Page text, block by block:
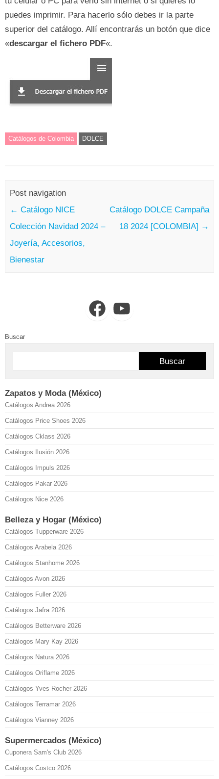
puedes imprimir. Para hacerlo sólo debes ir la parte
superior del catálogo. Allí encontrarás un botón que dice
«descargar el fichero PDF«.
Catálogos de Colombia DOLCE
Post navigation
← Catálogo NICE
Colección Navidad 2024 –
Joyería, Accesorios,
Bienestar
Catálogo DOLCE Campaña
18 2024 [COLOMBIA] →
FacebookYouTube
Buscar
Buscar
Zapatos y Moda (México)
Catálogos Andrea 2026
Catálogos Price Shoes 2026
Catálogos Cklass 2026
Catálogos Ilusión 2026
Catálogos Impuls 2026
Catálogos Pakar 2026
Catálogos Nice 2026
Belleza y Hogar (México)
Catálogos Tupperware 2026
Catálogos Arabela 2026
Catálogos Stanhome 2026
Catálogos Avon 2026
Catálogos Fuller 2026
Catálogos Jafra 2026
Catálogos Betterware 2026
Catálogos Mary Kay 2026
Catálogos Natura 2026
Catálogos Oriflame 2026
Catálogos Yves Rocher 2026
Catálogos Terramar 2026
Catálogos Vianney 2026
Supermercados (México)
Cuponera Sam's Club 2026
Catálogos Costco 2026